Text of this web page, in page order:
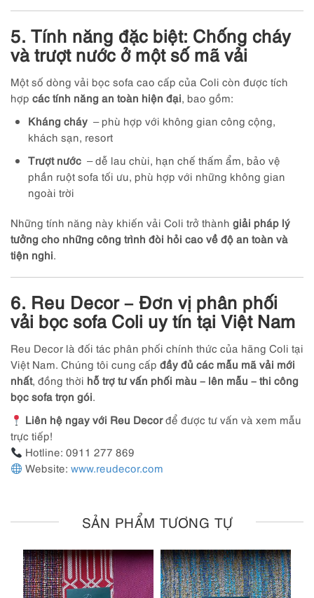
5. Tính năng đặc biệt: Chống cháy
và trượt nước ở một số mã vải
Một số dòng vải bọc sofa cao cấp của Coli còn được tích
hợp các tính năng an toàn hiện đại, bao gồm:
Kháng cháy – phù hợp với không gian công cộng,
khách sạn, resort
Trượt nước – dễ lau chùi, hạn chế thấm ẩm, bảo vệ
phần ruột sofa tối ưu, phù hợp với những không gian
ngoài trời
Những tính năng này khiến vải Coli trở thành giải pháp lý
tưởng cho những công trình đòi hỏi cao về độ an toàn và
tiện nghi.
6. Reu Decor – Đơn vị phân phối
vải bọc sofa Coli uy tín tại Việt Nam
Reu Decor là đối tác phân phối chính thức của hãng Coli tại
Việt Nam. Chúng tôi cung cấp đầy đủ các mẫu mã vải mới
nhất, đồng thời hỗ trợ tư vấn phối màu – lên mẫu – thi công
bọc sofa trọn gói.
Liên hệ ngay với Reu Decorđể được tư vấn và xem mẫu
trực tiếp!
Hotline: 0911 277 869
Website:www.reudecor.com
SẢN PHẨM TƯƠNG TỰ